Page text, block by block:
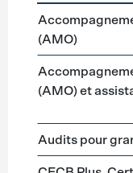
(AMO)
(AMO) et
Audits pour